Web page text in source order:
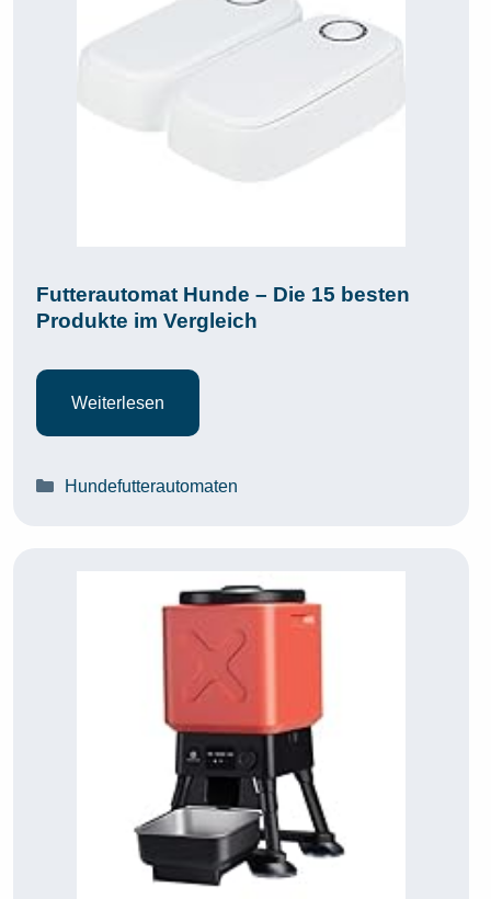
Futterautomat Hunde – Die 15 besten
Produkte im Vergleich
Weiterlesen
Kategorien
Hundefutterautomaten